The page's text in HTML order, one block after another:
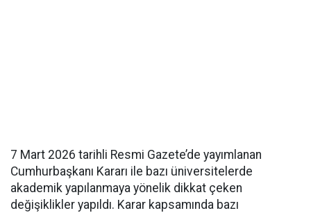
7 Mart 2026 tarihli Resmi Gazete’de yayımlanan
Cumhurbaşkanı Kararı ile bazı üniversitelerde
akademik yapılanmaya yönelik dikkat çeken
değişiklikler yapıldı. Karar kapsamında bazı